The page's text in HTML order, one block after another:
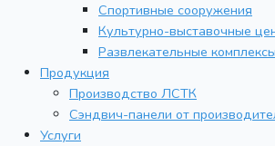
Спортивные сооружения
Культурно-выставочные
Развлекательные комплексы
Продукция
Производство ЛСТК
Сэндвич-панели от
Услуги